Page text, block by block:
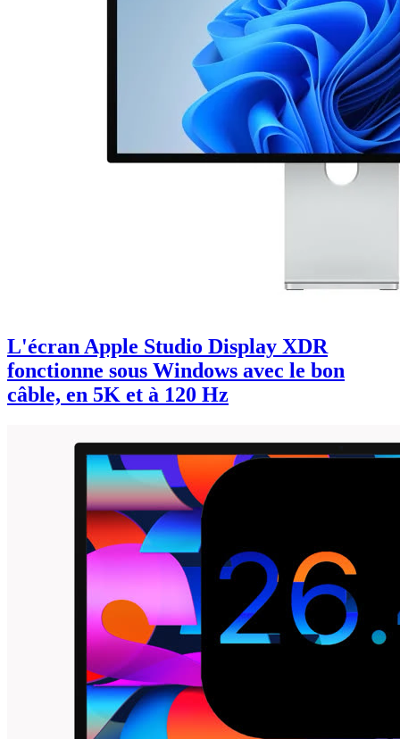
L'écran Apple Studio Display XDR
fonctionne sous Windows avec le bon
câble, en 5K et à 120 Hz